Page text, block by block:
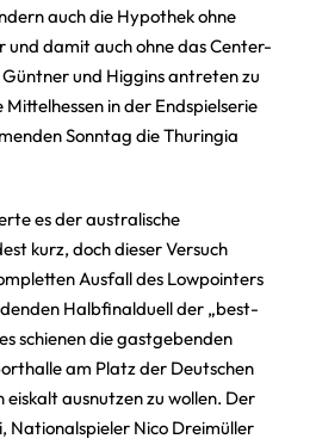
auch die Hypothek ohne
und damit auch ohne das Center-
und Higgins antreten zu
Mittelhessen in der Endspielserie
Sonntag die Thuringia
es der australische
kurz, doch dieser Versuch
Ausfall des Lowpointers
Halbfinalduell der „best-
schienen die gastgebenden
am Platz der Deutschen
eiskalt ausnutzen zu wollen. Der
Nationalspieler Nico Dreimüller